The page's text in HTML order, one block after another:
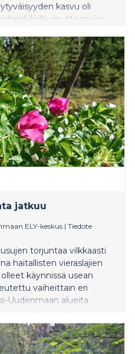
kasvu oli
mutta myös
tekijä.
jatkuu
ELY-keskus | Tiedote
torjuntaa vilkkaasti
haitallisten vieraslajien
käynnissä usean
vaiheittain eri
Uudenmaan alueita.